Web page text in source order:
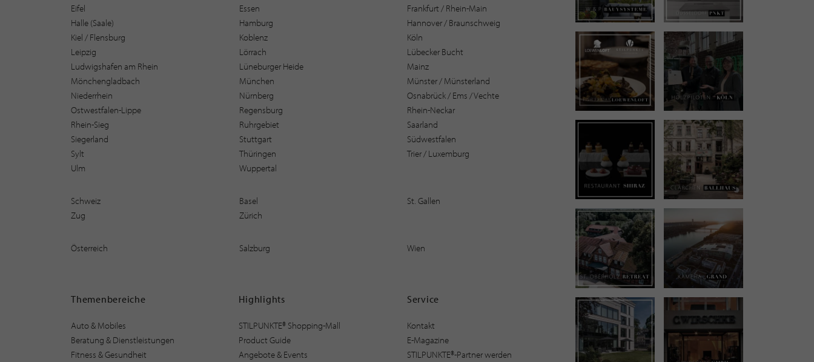
Eifel
Essen
Frankfurt / Rhein-Main
Halle (Saale)
Hamburg
Hannover / Braunschweig
Kiel / Flensburg
Koblenz
Köln
Leipzig
Lörrach
Lübecker Bucht
Ludwigshafen am Rhein
Lüneburger Heide
Mainz
Mönchengladbach
München
Münster / Münsterland
Niederrhein
Nürnberg
Osnabrück / Ems / Vechte
Ostwestfalen-Lippe
Regensburg
Rhein-Neckar
Rhein-Sieg
Ruhrgebiet
Saarland
Siegerland
Stuttgart
Südwestfalen
Sylt
Thüringen
Trier / Luxemburg
Ulm
Wuppertal
Schweiz Basel
St. Gallen
Zug
Zürich
Österreich Salzburg Wien
Themenbereiche
Auto & Mobiles
Beratung & Dienstleistungen
Fitness & Gesundheit
Highlights
STILPUNKTE® Shopping-Mall
Product Guide
Angebote & Events
Service
Kontakt
E-Magazine
STILPUNKTE®-Partner werden